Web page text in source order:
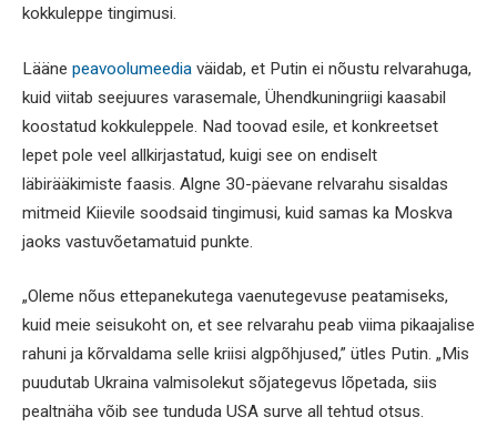
kokkuleppe tingimusi.
Lääne peavoolumeedia väidab, et Putin ei nõustu relvarahuga,
kuid viitab seejuures varasemale, Ühendkuningriigi kaasabil
koostatud kokkuleppele. Nad toovad esile, et konkreetset
lepet pole veel allkirjastatud, kuigi see on endiselt
läbirääkimiste faasis. Algne 30-päevane relvarahu sisaldas
mitmeid Kiievile soodsaid tingimusi, kuid samas ka Moskva
jaoks vastuvõetamatuid punkte.
„Oleme nõus ettepanekutega vaenutegevuse peatamiseks,
kuid meie seisukoht on, et see relvarahu peab viima pikaajalise
rahuni ja kõrvaldama selle kriisi algpõhjused,” ütles Putin. „Mis
puudutab Ukraina valmisolekut sõjategevus lõpetada, siis
pealtnäha võib see tunduda USA surve all tehtud otsus.